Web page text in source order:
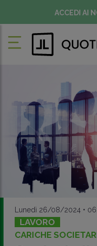
ACCEDI AI
Lunedì 26/08/2024 •
LAVORO
CARICHE